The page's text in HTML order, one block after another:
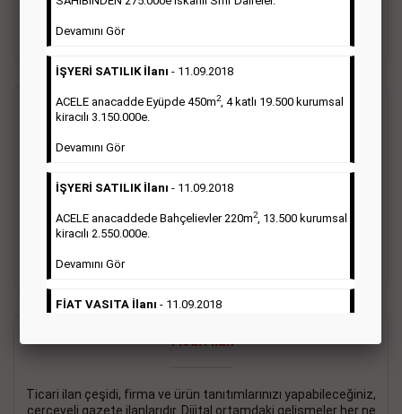
Detaylı Bilgi & İlan Örnekleri
Vasıta İlanı
Sarı sayfa ilanlar alım- satım, duyuru, mini reklam şeklinde
ifade edilebilen ilanlardır. Gazetelerin tirajını önemli ölçüde
etkilerler ve gazete gelirlerinin de önemli bir bölümünü
oluştururlar.Sabah sarı sayfa eleman ilanlarında 6 kelime
sayısı şartı aranmamaktadır.
Detaylı Bilgi & İlan Örnekleri
Ticari İlan
Ticari ilan çeşidi, firma ve ürün tanıtımlarınızı yapabileceğiniz,
çerçeveli gazete ilanlarıdır. Dijital ortamdaki gelişmeler her ne
Devamını Gör
İŞYERİ SATILIK İlanı - 11.09.2018
ACELE anacadde Eyüpde 450m2, 4 katlı 19.500 kurumsal
kiracılı 3.150.000e.
Devamını Gör
İŞYERİ SATILIK İlanı - 11.09.2018
ACELE anacaddede Bahçelievler 220m2, 13.500 kurumsal
kiracılı 2.550.000e.
Devamını Gör
FİAT VASITA İlanı - 11.09.2018
2.800.000e kurumsal mağaza.